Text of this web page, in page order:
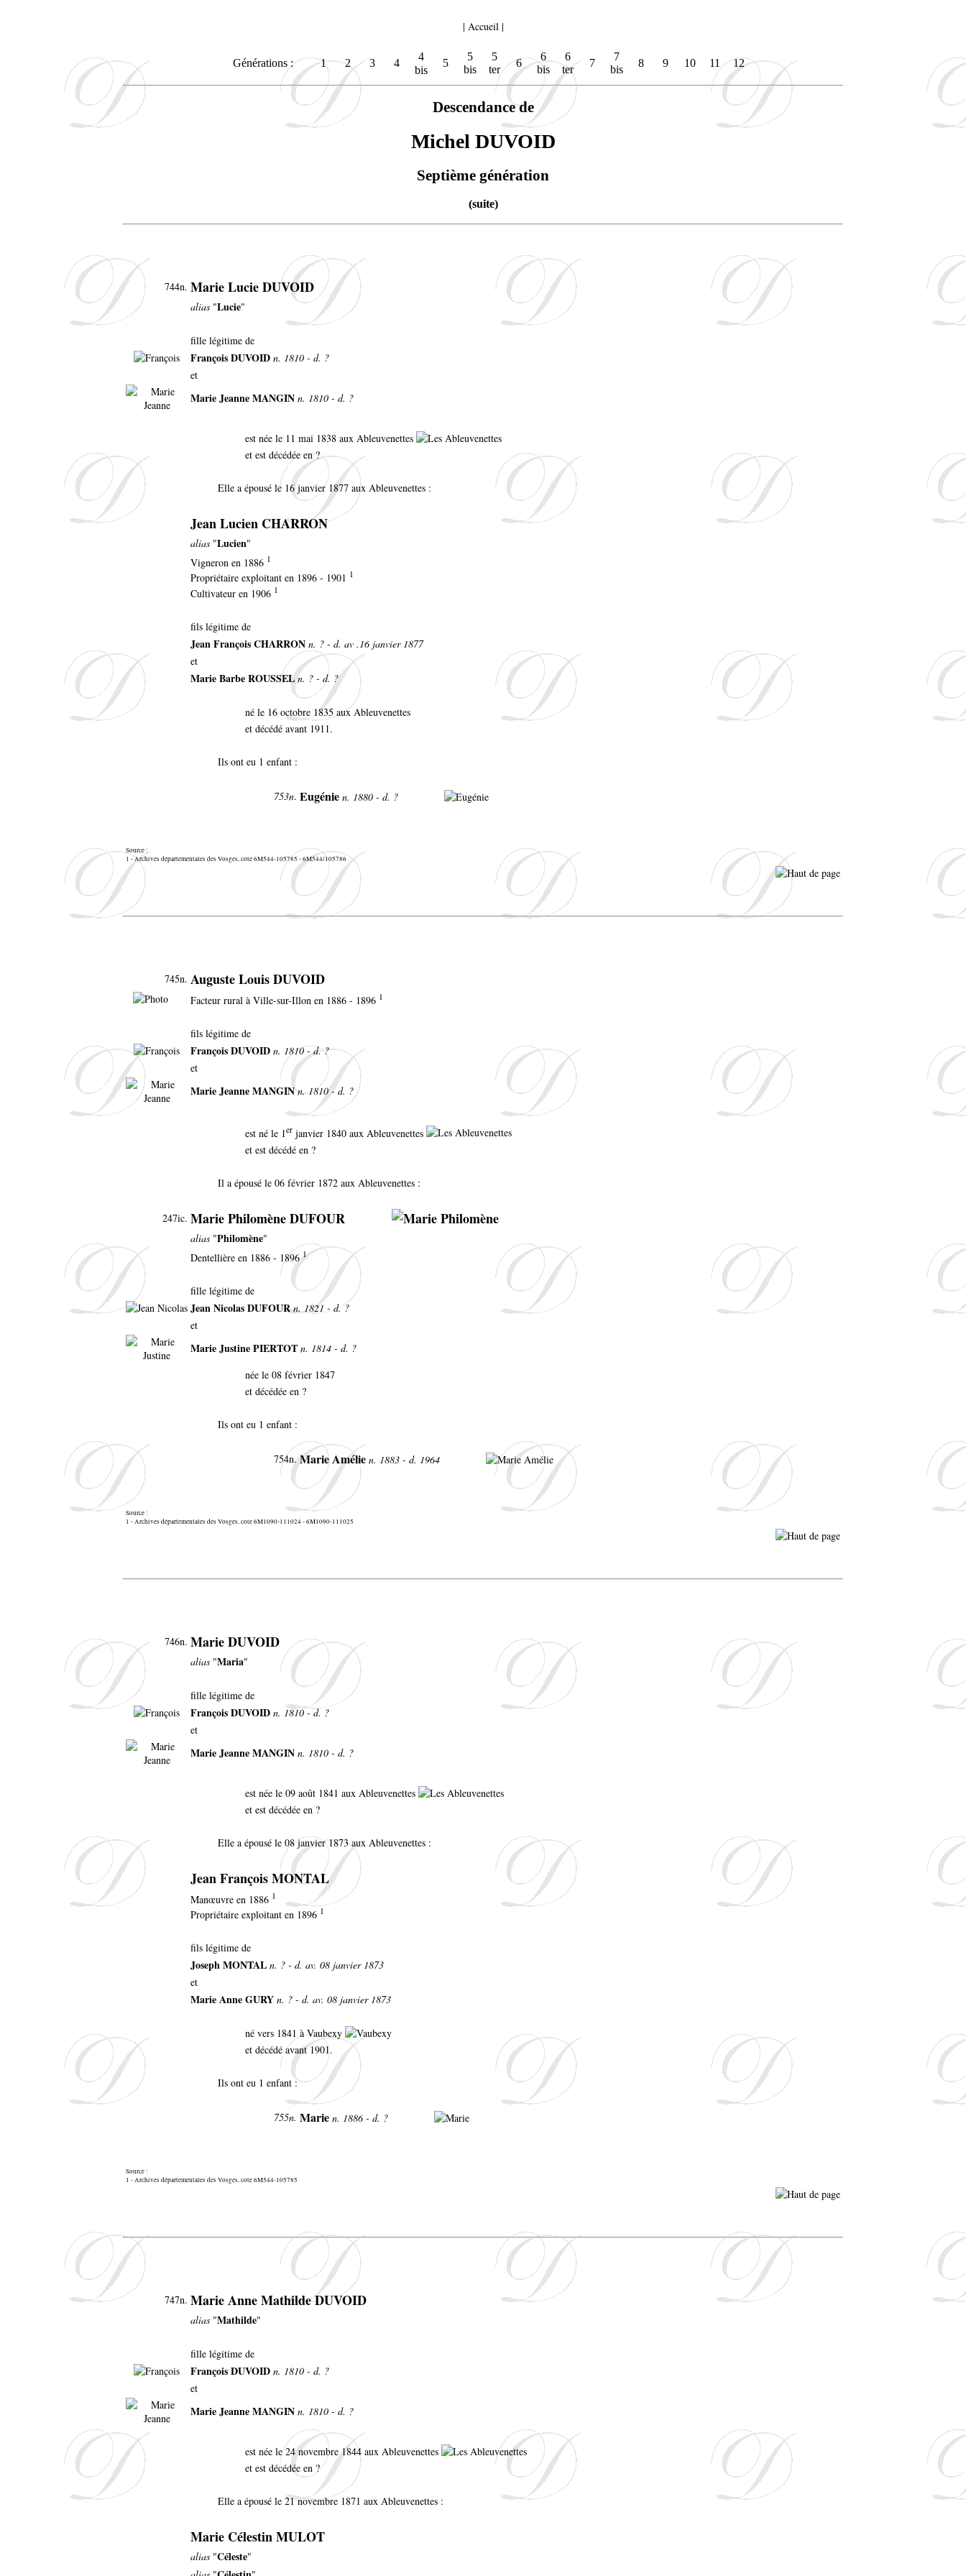
| Accueil|
Générations : 1 2 3 4
4
bis
5
5
bis
5
ter
6
6
bis
6
ter
7
7
bis
8 9 10 11 12
Descendance de
Michel DUVOID
Septième génération
(suite)
744n. Marie Lucie DUVOID
alias "Lucie"
fille légitime de
François DUVOID n. 1810 - d. ?
et
Marie Jeanne MANGIN n. 1810 - d. ?
est née le 11 mai 1838 aux Ableuvenettes
et est décédée en ?
Elle a épousé le 16 janvier 1877 aux Ableuvenettes :
Jean Lucien CHARRON
alias "Lucien"
Vigneron en 1886 1
Propriétaire exploitant en 1896 - 1901 1
Cultivateur en 1906 1
fils légitime de
Jean François CHARRON n. ? - d. av .16 janvier 1877
et
Marie Barbe ROUSSEL n. ? - d. ?
né le 16 octobre 1835 aux Ableuvenettes
et décédé avant 1911.
Ils ont eu 1 enfant :
753n. Eugénie n. 1880 - d. ?
Source :
1 - Archives départementales des Vosges, cote 6M544-105785 - 6M544/105786
745n. Auguste Louis DUVOID
Facteur rural à Ville-sur-Illon en 1886 - 1896 1
fils légitime de
François DUVOID n. 1810 - d. ?
et
Marie Jeanne MANGIN n. 1810 - d. ?
est né le 1er janvier 1840 aux Ableuvenettes
et est décédé en ?
Il a épousé le 06 février 1872 aux Ableuvenettes :
247ic. Marie Philomène DUFOUR
alias "Philomène"
Dentellière en 1886 - 18961
fille légitime de
Jean Nicolas DUFOURn. 1821 - d. ?
et
Marie Justine PIERTOT n. 1814 - d. ?
née le 08 février 1847
et décédée en ?
Ils ont eu 1 enfant :
754n. Marie Amélie n. 1883 - d. 1964
Source :
1 - Archives départementales des Vosges, cote 6M1090-111024 - 6M1090-111025
746n. Marie DUVOID
alias "Maria"
fille légitime de
François DUVOID n. 1810 - d. ?
et
Marie Jeanne MANGIN n. 1810 - d. ?
est née le 09 août 1841 aux Ableuvenettes
et est décédée en ?
Elle a épousé le 08 janvier 1873 aux Ableuvenettes :
Jean François MONTAL
Manœuvre en 1886 1
Propriétaire exploitant en 1896 1
fils légitime de
Joseph MONTAL n. ? - d. av. 08 janvier 1873
et
Marie Anne GURY n. ? - d. av. 08 janvier 1873
né vers 1841 à Vaubexy
et décédé avant 1901.
Ils ont eu 1 enfant :
755n. Marie n. 1886 - d. ?
Source :
1 - Archives départementales des Vosges, cote 6M544-105785
747n. Marie Anne Mathilde DUVOID
alias "Mathilde"
fille légitime de
François DUVOID n. 1810 - d. ?
et
Marie Jeanne MANGIN n. 1810 - d. ?
est née le 24 novembre 1844 aux Ableuvenettes
et est décédée en ?
Elle a épousé le 21 novembre 1871 aux Ableuvenettes :
Marie Célestin MULOT
alias "Céleste"